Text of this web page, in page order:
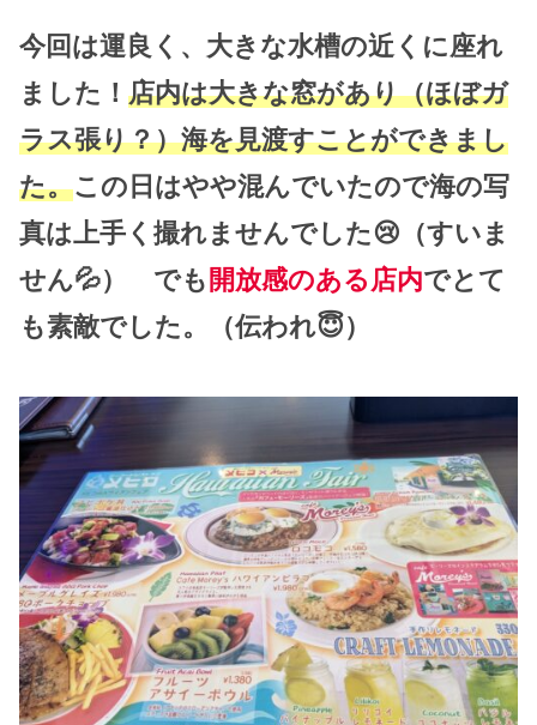
今回は運良く、大きな水槽の近くに座れ
ました！ 店内は大きな窓があり（ほぼガ
ラス張り？）海を見渡すことができまし
た。この日はやや混んでいたので海の写
真は上手く撮れませんでした😢（すいま
せん💦） でも 開放感のある店内でとて
も素敵でした。（伝われ😇）